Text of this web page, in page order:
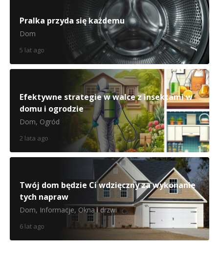
Pralka przyda się każdemu
Dom
5 lat ago
Efektywne strategie w walce z insektami w
domu i ogrodzie
Dom, Ogród
2 lata ago
Twój dom będzie Ci wdzięczny za wykonanie
tych napraw
Dom, Informacje, Okna i drzwi
6 lat ago